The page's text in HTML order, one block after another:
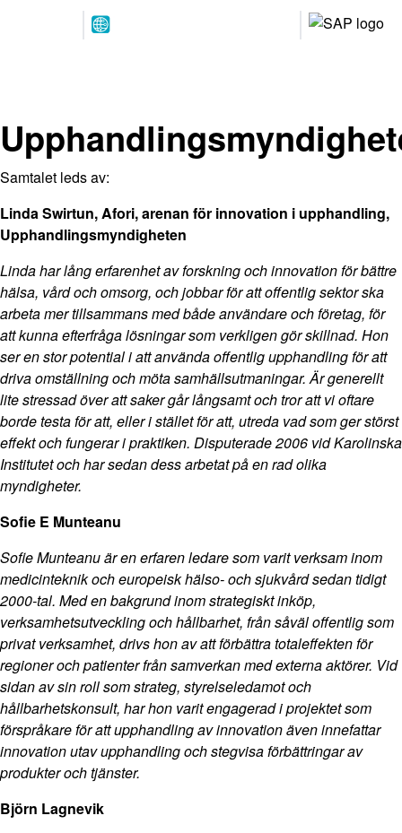
Samtalet leds av:
Linda Swirtun, Afori, arenan för innovation i upphandling,
Upphandlingsmyndigheten
Linda har lång erfarenhet av forskning och innovation för bättre
hälsa, vård och omsorg, och jobbar för att offentlig sektor ska
arbeta mer tillsammans med både användare och företag, för
att kunna efterfråga lösningar som verkligen gör skillnad. Hon
ser en stor potential i att använda offentlig upphandling för att
driva omställning och möta samhällsutmaningar. Är generellt
lite stressad över att saker går långsamt och tror att vi oftare
borde testa för att, eller i stället för att, utreda vad som ger störst
effekt och fungerar i praktiken. Disputerade 2006 vid Karolinska
Institutet och har sedan dess arbetat på en rad olika
myndigheter.
Sofie E Munteanu
Sofie Munteanu är en erfaren ledare som varit verksam inom
medicinteknik och europeisk hälso- och sjukvård sedan tidigt
2000-tal. Med en bakgrund inom strategiskt inköp,
verksamhetsutveckling och hållbarhet, från såväl offentlig som
privat verksamhet, drivs hon av att förbättra totaleffekten för
regioner och patienter från samverkan med externa aktörer. Vid
sidan av sin roll som strateg, styrelseledamot och
hållbarhetskonsult, har hon varit engagerad i projektet som
förspråkare för att upphandling av innovation även innefattar
innovation utav upphandling och stegvisa förbättringar av
produkter och tjänster.
Björn Lagnevik